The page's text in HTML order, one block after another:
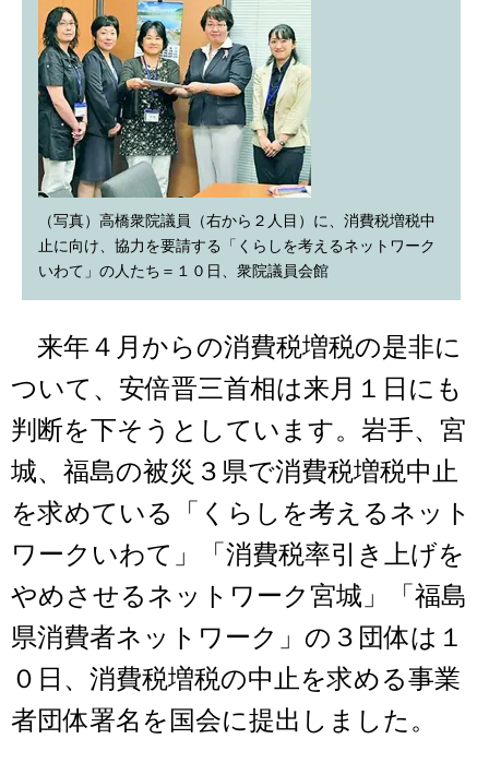
（写真）高橋衆院議員（右から２人目）に、消費税増税中
止に向け、協力を要請する「くらしを考えるネットワーク
いわて」の人たち＝１０日、衆院議員会館
来年４月からの消費税増税の是非に
ついて、安倍晋三首相は来月１日にも
判断を下そうとしています。岩手、宮
城、福島の被災３県で消費税増税中止
を求めている「くらしを考えるネット
ワークいわて」「消費税率引き上げを
やめさせるネットワーク宮城」「福島
県消費者ネットワーク」の３団体は１
０日、消費税増税の中止を求める事業
者団体署名を国会に提出しました。